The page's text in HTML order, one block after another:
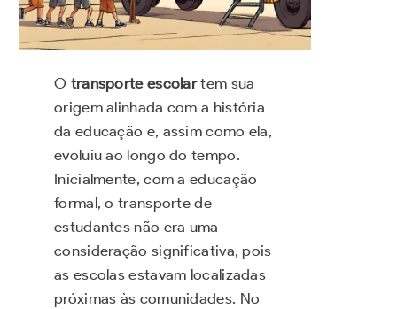
O transporte escolartem sua
origem alinhada com a história
da educação e, assim como ela,
evoluiu ao longo do tempo.
Inicialmente, com a educação
formal, o transporte de
estudantes não era uma
consideração significativa, pois
as escolas estavam localizadas
próximas às comunidades. No